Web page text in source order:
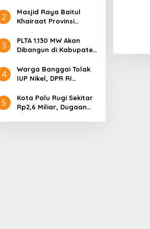
Tahun Mengabdi
2
Masjid Raya Baitul
Khairaat Provinsi
Rekor MURI, Ini
Keunikan Arsitekturnya
3
PLTA 1.130 MW Akan
Dibangun di Kabupaten
Evergreen Industri
Audiensi dengan
4
Warga Banggai Tolak
IUP Nikel, DPR RI
5
Kota Palu Rugi Sekitar
Rp2,6 Miliar, Dugaan